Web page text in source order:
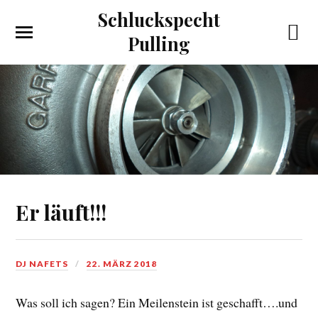
Schluckspecht
Pulling
Er läuft!!!
DJ NAFETS 22. MÄRZ 2018
Was soll ich sagen? Ein Meilenstein ist geschafft….und